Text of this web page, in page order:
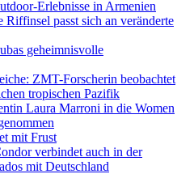
Erlebnisse in Armenien
passt sich an veränderte
geheimnisvolle
ZMT-Forscherin beobachtet
tropischen Pazifik
Laura Marroni in die Women
mit Frust
verbindet auch in der
mit Deutschland